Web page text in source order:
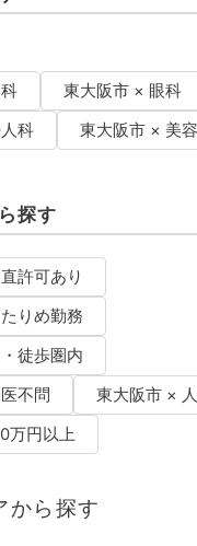
東大阪市 × 眼科
科
東大阪市 × 美
探す
許可あり
りめ勤務
徒歩圏内
不問
東大阪市 ×
万円以上
から探す